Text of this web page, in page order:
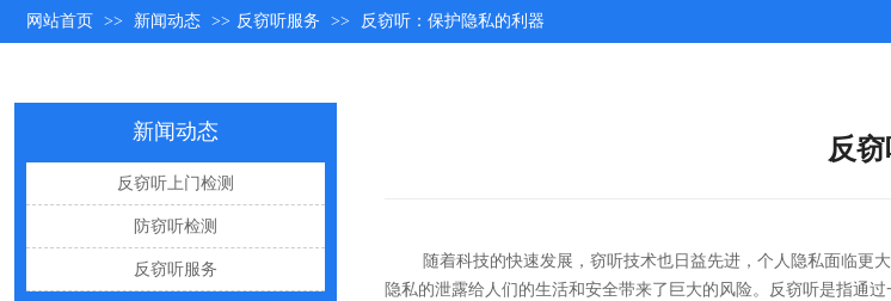
网站首页 >> 新闻动态 >> 反窃听服务 >> 反窃听：保护隐私的利器
新闻动态
反窃听上门检测
防窃听检测
反窃听服务
怀疑自己被窃听该怎么办？
网购“反窃听神器”为何总翻车？
反窃听检测的用处
办公室哪些东西暗藏窃密风险
反
随着科技的快速发展，窃听技术也日益先进，个人隐私面临更
隐私的泄露给人们的生活和安全带来了巨大的风险。 反窃听是指通